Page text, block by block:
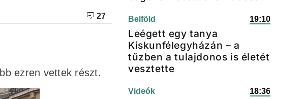
27
ezren vettek részt.
Belföld 19:10
Leégett egy tanya
Kiskunfélegyházán – a
tűzben a tulajdonos is életét
vesztette
Videók 18:36